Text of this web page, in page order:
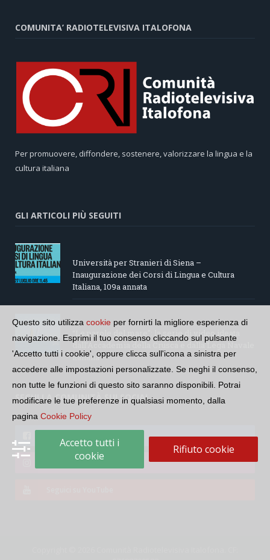
COMUNITA’ RADIOTELEVISIVA ITALOFONA
Per promuovere, diffondere, sostenere, valorizzare la lingua e la
cultura italiana
GLI ARTICOLI PIÙ SEGUITI
Università per Stranieri di Siena –
Inaugurazione dei Corsi di Lingua e Cultura
Italiana, 109a annata
“Le parole del mare”: la serie di video ideata
dall’Accademia della Crusca e dalla Lega Navale
italiana
SEGUI LA COMUNITÀ SUI SOCIAL
Seguici su Instagram
Questo sito utilizza cookie per fornirti la migliore esperienza di
navigazione. Esprimi il tuo consenso cliccando sul pulsante
'Accetto tutti i cookie', oppure clicca sull'icona a sinistra per
accedere alle impostazioni personalizzate. Se neghi il consenso,
non tutte le funzioni di questo sito saranno disponibili. Potrai
modificare le tue preferenze in qualsiasi momento, dalla
pagina Cookie Policy
Accetto tutti i
cookie
Rifiuto cookie